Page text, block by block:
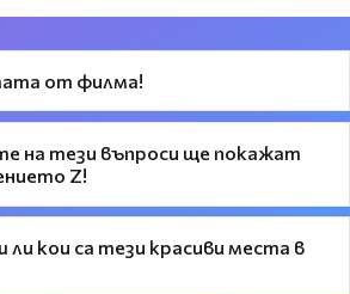
от филма!
на тези въпроси ще покажат
Z!
кои са тези красиви места в